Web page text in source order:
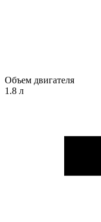
Объем двигателя
1.8 л